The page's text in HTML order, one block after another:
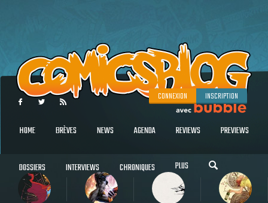
CONNEXION INSCRIPTION
HOME BRÈVES NEWS AGENDA REVIEWS PREVIEWS
DOSSIERS INTERVIEWS CHRONIQUES PLUS